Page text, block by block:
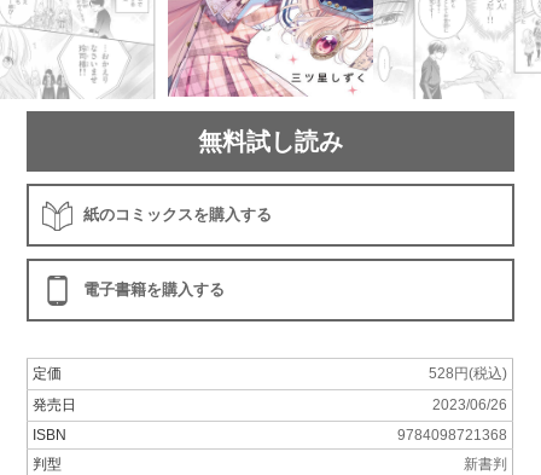
無料試し読み
紙のコミックスを購入する
電子書籍を購入する
定価
528円(税込)
発売日
2023/06/26
ISBN
9784098721368
判型
新書判